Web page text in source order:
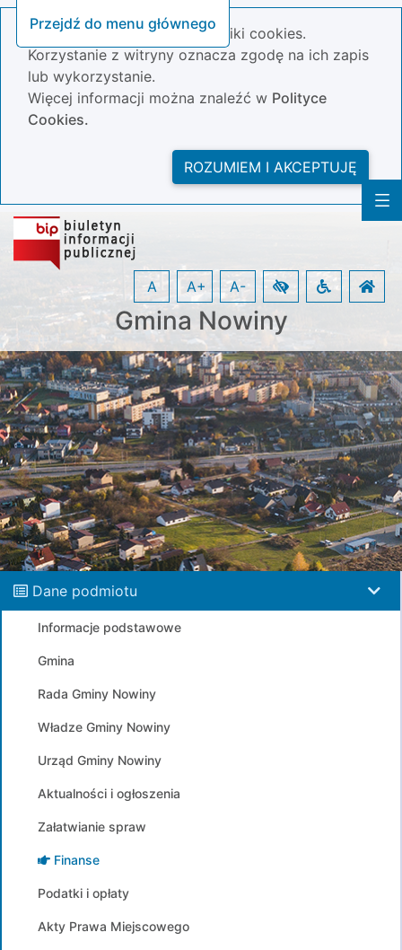
Przejdź do menu głównego
Nasza strona wykorzystuje pliki cookies.
Korzystanie z witryny oznacza zgodę na ich zapis
lub wykorzystanie.
Więcej informacji można znaleźć w Polityce
Cookies.
ROZUMIEM I AKCEPTUJĘ
Gmina Nowiny
A A+ A-
Dane podmiotu
Informacje podstawowe
Gmina
Rada Gminy Nowiny
Władze Gminy Nowiny
Urząd Gminy Nowiny
Aktualności i ogłoszenia
Załatwianie spraw
Finanse
Podatki i opłaty
Akty Prawa Miejscowego